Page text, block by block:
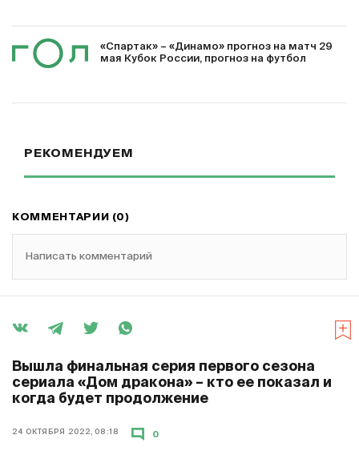
«Спартак» – «Динамо» прогноз на матч 29
мая Кубок России, прогноз на футбол
РЕКОМЕНДУЕМ
КОММЕНТАРИИ (0)
Написать комментарий
Вышла финальная серия первого сезона
сериала «Дом дракона» – кто ее показал и
когда будет продолжение
24 ОКТЯБРЯ 2022, 08:18 0